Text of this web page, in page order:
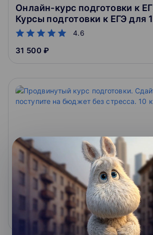
Онлайн-курс подготовки к
Курсы подготовки к ЕГЭ для
4.6
31 500 ₽
Продвинутый курс
ЕГЭ и поступите на бюджет
10 класс
4.6
124 800 ₽